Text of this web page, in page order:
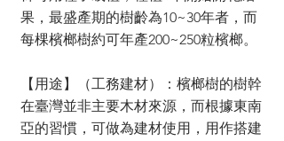
果，最盛產期的樹齡為10~30年者，而
每棵檳榔樹約可年產200~250粒檳榔。
【用途】（工務建材）：檳榔樹的樹幹
在臺灣並非主要木材來源，而根據東南
亞的習慣，可做為建材使用，用作搭建